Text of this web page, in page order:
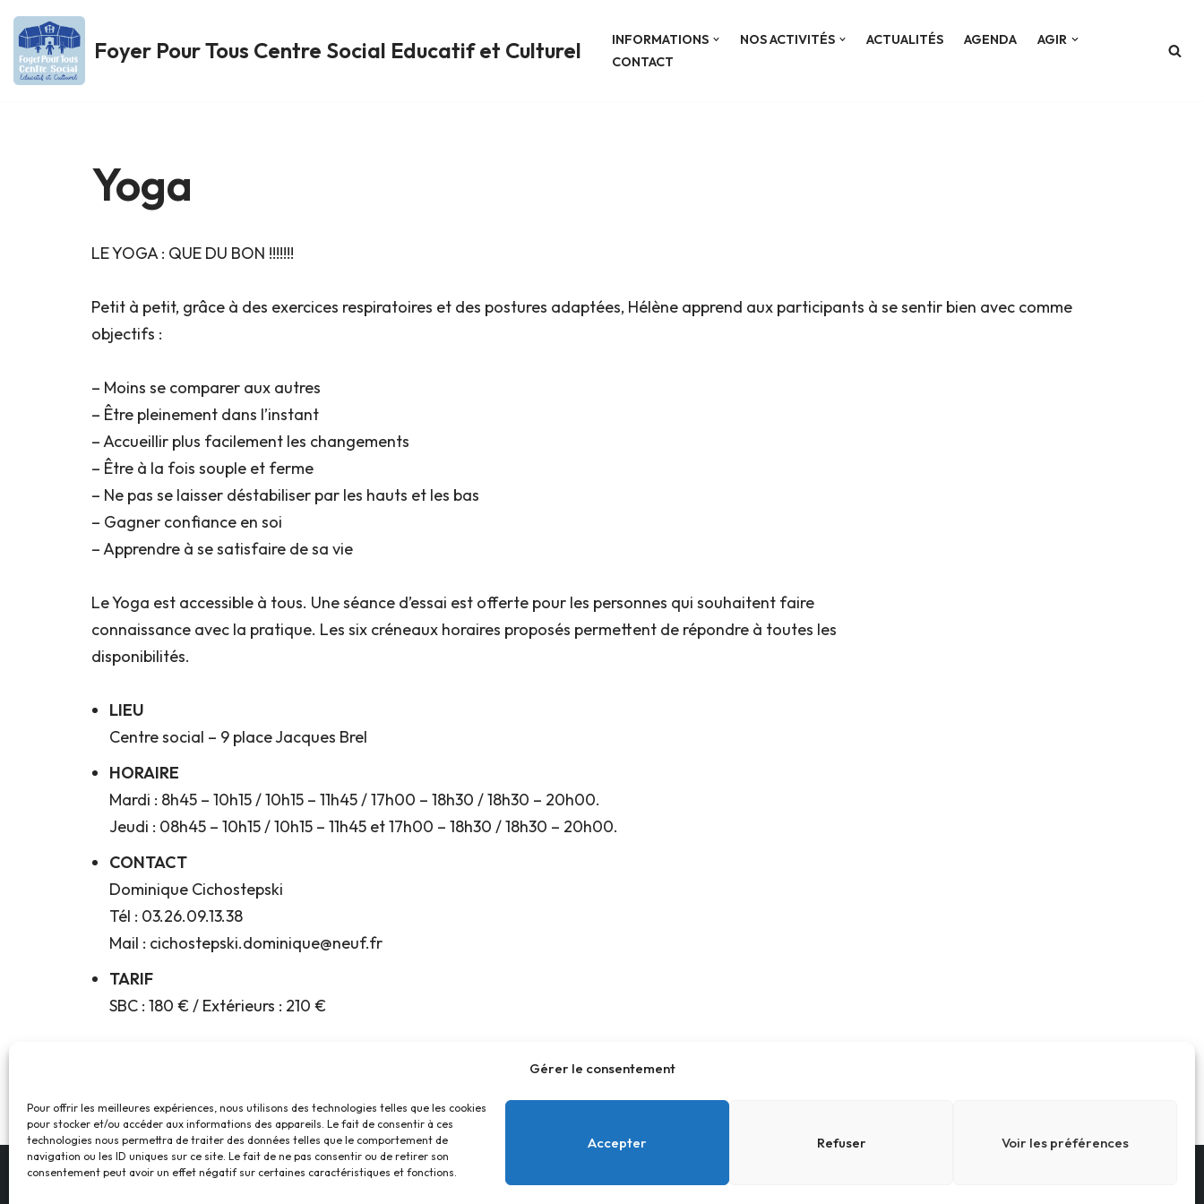
Gérer le consentement
Pour offrir les meilleures expériences, nous utilisons des technologies telles que les cookies
pour stocker et/ou accéder aux informations des appareils. Le fait de consentir à ces
technologies nous permettra de traiter des données telles que le comportement de
navigation ou les ID uniques sur ce site. Le fait de ne pas consentir ou de retirer son
consentement peut avoir un effet négatif sur certaines caractéristiques et fonctions.
Accepter Refuser Voir les préférences
Aller
au
Foyer Pour Tous Centre Social Educatif et Culturel INFORMATIONS NOS ACTIVITÉS ACTUALITÉS AGENDA
AGIR
CONTACT
Yoga
LE YOGA : QUE DU BON !!!!!!!
Petit à petit, grâce à des exercices respiratoires et des postures adaptées, Hélène apprend aux participants à se sentir bien avec comme
objectifs :
– Moins se comparer aux autres
– Être pleinement dans l’instant
– Accueillir plus facilement les changements
– Être à la fois souple et ferme
– Ne pas se laisser déstabiliser par les hauts et les bas
– Gagner confiance en soi
– Apprendre à se satisfaire de sa vie
Le Yoga est accessible à tous. Une séance d’essai est offerte pour les personnes qui souhaitent faire
connaissance avec la pratique. Les six créneaux horaires proposés permettent de répondre à toutes les
disponibilités.
LIEU
Centre social – 9 place Jacques Brel
HORAIRE
Mardi : 8h45 – 10h15 / 10h15 – 11h45 / 17h00 – 18h30 / 18h30 – 20h00.
Jeudi : 08h45 – 10h15 / 10h15 – 11h45 et 17h00 – 18h30 / 18h30 – 20h00.
CONTACT
Dominique Cichostepski
Tél : 03.26.09.13.38
Mail : cichostepski.dominique@neuf.fr
TARIF
SBC : 180 € / Extérieurs : 210 €
Accueil Contact Confidentialité